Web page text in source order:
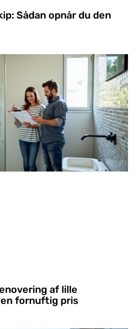
Sådan opnår du den
af lille
fornuftig pris